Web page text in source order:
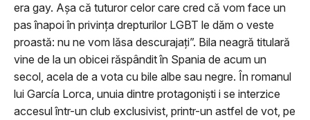
era gay. Aşa că tuturor celor care cred că vom face un
pas înapoi în privinţa drepturilor LGBT le dăm o veste
proastă: nu ne vom lăsa descurajaţi”. Bila neagră titulară
vine de la un obicei răspândit în Spania de acum un
secol, acela de a vota cu bile albe sau negre. În romanul
lui García Lorca, unuia dintre protagonişti i se interzice
accesul într-un club exclusivist, printr-un astfel de vot, pe